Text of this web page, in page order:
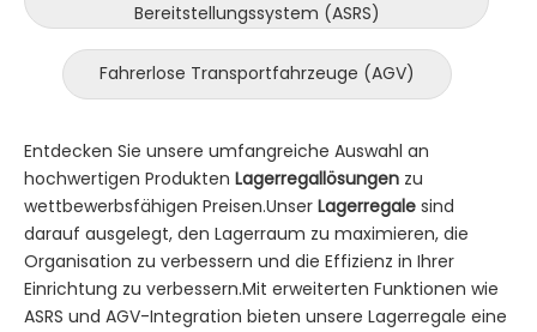
Bereitstellungssystem (ASRS)
Fahrerlose Transportfahrzeuge (AGV)
Entdecken Sie unsere umfangreiche Auswahl an
hochwertigen Produkten Lagerregallösungen zu
wettbewerbsfähigen Preisen.Unser Lagerregale sind
darauf ausgelegt, den Lagerraum zu maximieren, die
Organisation zu verbessern und die Effizienz in Ihrer
Einrichtung zu verbessern.Mit erweiterten Funktionen wie
ASRS und AGV-Integration bieten unsere Lagerregale eine